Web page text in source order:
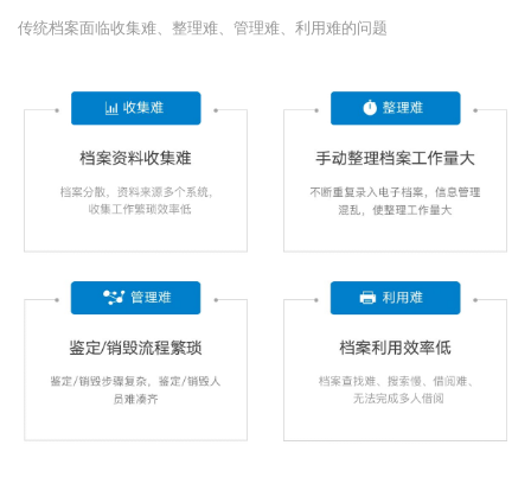
传统档案面临收集难、整理难、管理难、利用难的问题